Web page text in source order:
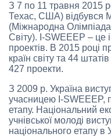
З 7 по 11 травня 2015
Техас, США) відбувся
(Міжнародна
Світу). I-SWEEEP – це
проектів. В 2015 році
країн світу та 44
427 проекти.
З 2009 р. Україна
учасницею I-SWEEEP,
етапу. Національний
учнівської молоді
національного етапу в